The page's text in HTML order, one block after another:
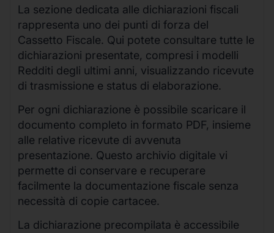
La sezione dedicata alle dichiarazioni fiscali
rappresenta uno dei punti di forza del
Cassetto Fiscale. Qui potete consultare tutte le
dichiarazioni presentate, compresi i modelli
Redditi degli ultimi anni, visualizzando ricevute
di trasmissione e status di elaborazione.
Per ogni dichiarazione è possibile scaricare il
documento completo in formato PDF, insieme
alle relative ricevute di avvenuta
presentazione. Questo archivio digitale vi
permette di conservare e recuperare
facilmente la documentazione fiscale senza
necessità di copie cartacee.
La dichiarazione precompilata è accessibile